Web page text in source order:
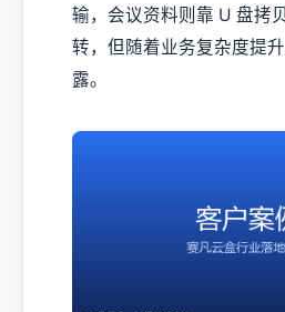
输，会议资料则靠 U 盘拷
转，但随着业务复杂度提
露。